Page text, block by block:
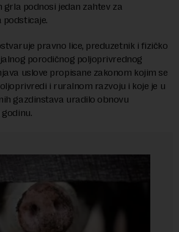
podnosi jedan zahtev za
pravno lice, preduzetnik i fizičko
porodičnog poljoprivrednog
uslove propisane zakonom kojim se
i ruralnom razvoju i koje je u
gazdinstava uradilo obnovu